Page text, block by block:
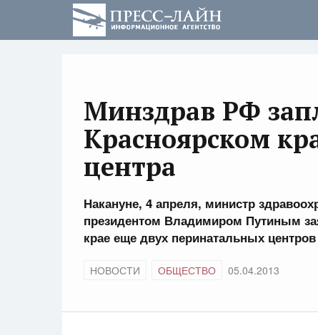
Минздрав РФ
Красноярском
центра
Накануне, 4 апреля, министр
президентом Владимиром Путиным
крае еще двух перинатальных
НОВОСТИ ОБЩЕСТВО 05.04.2013